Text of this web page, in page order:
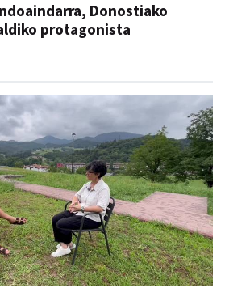
Donostiako
protagonista